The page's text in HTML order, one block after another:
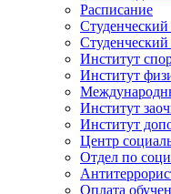
Расписание
Студенческий
Институт
Институт
Институт
Институт
Центр
Отдел по
Оплата